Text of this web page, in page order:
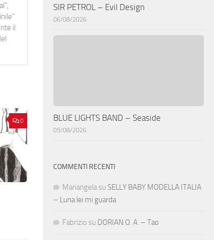
il
0
SIR PETROL – Evil Design
06/08/2026
BLUE LIGHTS BAND – Seaside
05/08/2026
COMMENTI RECENTI
Mariangela su SELLY BABY MODELLA ITALIA
– Luna lei mi guarda
Fabrizio su DORIAN O. A. – Tao